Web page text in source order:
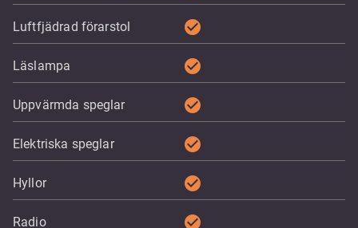
Luftfjädrad förarstol check_circle
Läslampa check_circle
Uppvärmda speglar check_circle
Elektriska speglar check_circle
Hyllor check_circle
Radio check_circle